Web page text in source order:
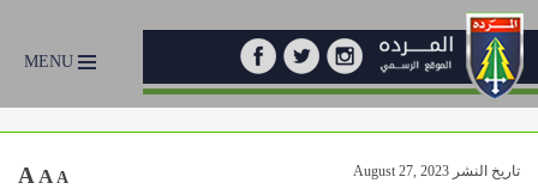
MENU
تاريخ النشر August 27, 2023 A A A